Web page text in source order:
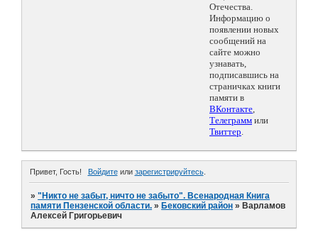
Отечества.
Информацию о
появлении новых
сообщений на
сайте можно
узнавать,
подписавшись на
страничках книги
памяти в
ВКонтакте,
Телеграмм или
Твиттер.
Привет, Гость! Войдитеили зарегистрируйтесь.
»"Никто не забыт, ничто не забыто". Всенародная Книга
памяти Пензенской области. » Бековский район » Варламов
Алексей Григорьевич